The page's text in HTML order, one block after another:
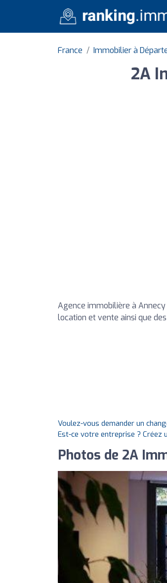
France Immobilier à
2A
Agence immobilière à
location et vente ainsi que
Voulez-vous demander un
Est-ce votre entreprise ?
Photos de 2A